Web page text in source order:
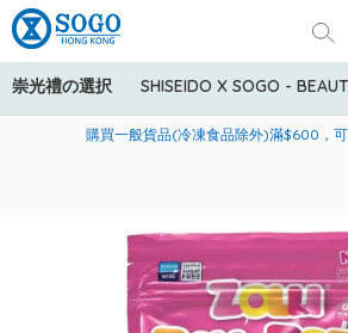
崇光禮の選択 SHISEIDO X SOGO -
美國運通Explorer®信用卡會員購物禮遇：
購買一般貨品(冷凍食品除外)滿$600，
寄送中國內地服務只適用於指定商品，若訂